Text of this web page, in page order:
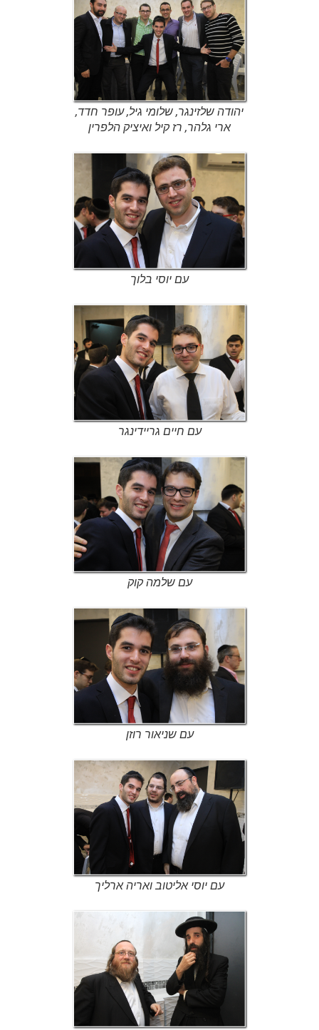
יהודה שלזינגר, שלומי גיל, עופר חדד,
ארי גלהר, רז קיל ואיציק הלפרין
עם יוסי בלוך
עם חיים גריידינגר
עם שלמה קוק
עם שניאור רוזן
עם יוסי אליטוב ואריה ארליך